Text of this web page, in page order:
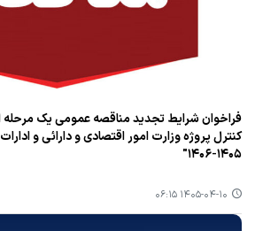
فراخوان شرایط تجدید مناقصه عمومی یک مرحله
کنترل پروژه وزارت امور اقتصادی و دارائی و
۱۴۰۵-۱۴۰۶"
۱۴۰۵-۰۴-۱۰ ۰۶:۱۵